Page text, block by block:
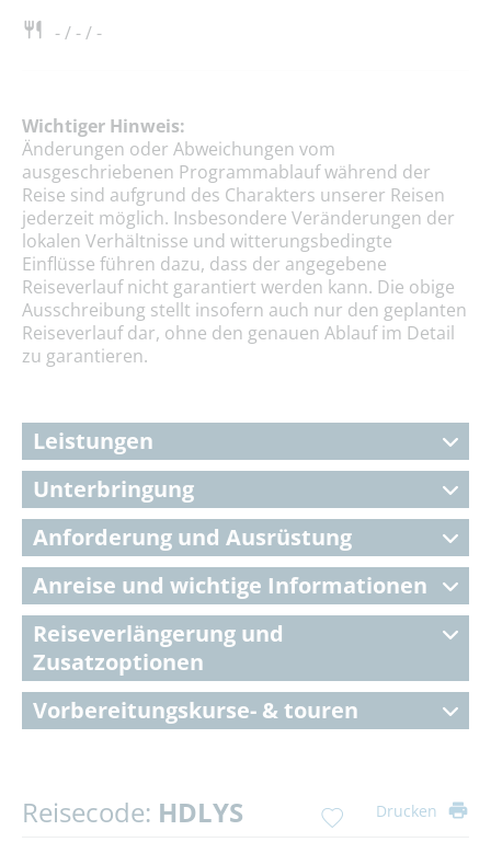
- / - / -
Wichtiger Hinweis:
Änderungen oder Abweichungen vom
ausgeschriebenen Programmablauf während der
Reise sind aufgrund des Charakters unserer Reisen
jederzeit möglich. Insbesondere Veränderungen der
lokalen Verhältnisse und witterungsbedingte
Einflüsse führen dazu, dass der angegebene
Reiseverlauf nicht garantiert werden kann. Die obige
Ausschreibung stellt insofern auch nur den geplanten
Reiseverlauf dar, ohne den genauen Ablauf im Detail
zu garantieren.
Leistungen
Unterbringung
Anforderung und Ausrüstung
Anreise und wichtige Informationen
Reiseverlängerung und
Zusatzoptionen
Vorbereitungskurse- & touren
Reisecode: HDLYS Drucken